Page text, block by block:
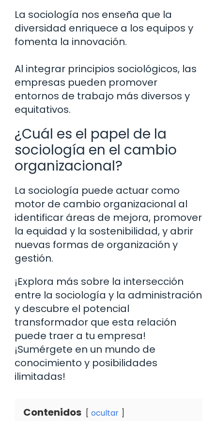
La sociología nos enseña que la
diversidad enriquece a los equipos y
fomenta la innovación.
Al integrar principios sociológicos, las
empresas pueden promover
entornos de trabajo más diversos y
equitativos.
¿Cuál es el papel de la
sociología en el cambio
organizacional?
La sociología puede actuar como
motor de cambio organizacional al
identificar áreas de mejora, promover
la equidad y la sostenibilidad, y abrir
nuevas formas de organización y
gestión.
¡Explora más sobre la intersección
entre la sociología y la administración
y descubre el potencial
transformador que esta relación
puede traer a tu empresa!
¡Sumérgete en un mundo de
conocimiento y posibilidades
ilimitadas!
Contenidos ocultar